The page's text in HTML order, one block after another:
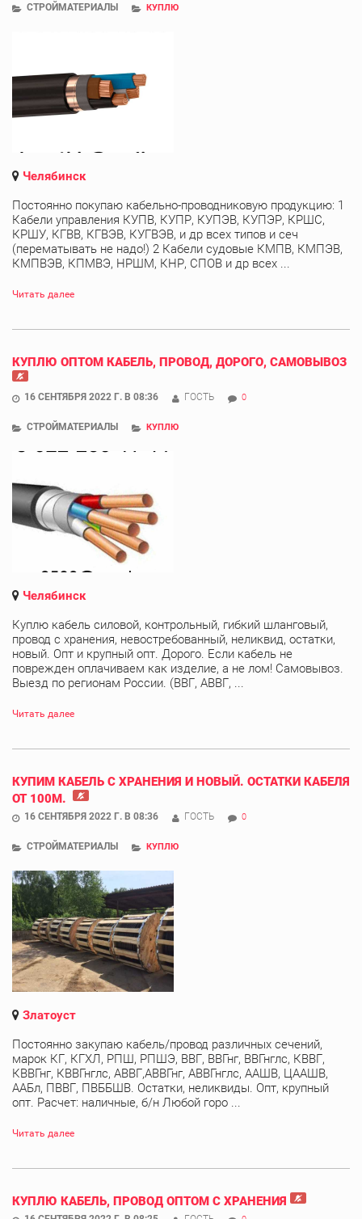
СТРОЙМАТЕРИАЛЫ КУПЛЮ
Челябинск
Постоянно покупаю кабельно-проводниковую продукцию: 1
Кабели управления КУПВ, КУПР, КУПЭВ, КУПЭР, КРШС,
КРШУ, КГВВ, КГВЭВ, КУГВЭВ, и др всех типов и сеч
(перематывать не надо!) 2 Кабели судовые КМПВ, КМПЭВ,
КМПВЭВ, КПМВЭ, НРШМ, КНР, СПОВ и др всех ...
Читать далее
КУПЛЮ ОПТОМ КАБЕЛЬ, ПРОВОД, ДОРОГО, САМОВЫВОЗ
16 СЕНТЯБРЯ 2022 Г. В 08:36 ГОСТЬ 0
СТРОЙМАТЕРИАЛЫ КУПЛЮ
Челябинск
Куплю кабель силовой, контрольный, гибкий шланговый,
провод с хранения, невостребованный, неликвид, остатки,
новый. Опт и крупный опт. Дорого. Если кабель не
поврежден оплачиваем как изделие, а не лом! Самовывоз.
Выезд по регионам России. (ВВГ, АВВГ, ...
Читать далее
КУПИМ КАБЕЛЬ С ХРАНЕНИЯ И НОВЫЙ. ОСТАТКИ КАБЕЛЯ
ОТ 100М.
16 СЕНТЯБРЯ 2022 Г. В 08:36 ГОСТЬ 0
СТРОЙМАТЕРИАЛЫ КУПЛЮ
Златоуст
Постоянно закупаю кабель/провод различных сечений,
марок КГ, КГХЛ, РПШ, РПШЭ, ВВГ, ВВГнг, ВВГнглс, КВВГ,
КВВГнг, КВВГнглс, АВВГ,АВВГнг, АВВГнглс, ААШВ, ЦААШВ,
ААБл, ПВВГ, ПВББШВ. Остатки, неликвиды. Опт, крупный
опт. Расчет: наличные, б/н Любой горо ...
Читать далее
КУПЛЮ КАБЕЛЬ, ПРОВОД ОПТОМ С ХРАНЕНИЯ